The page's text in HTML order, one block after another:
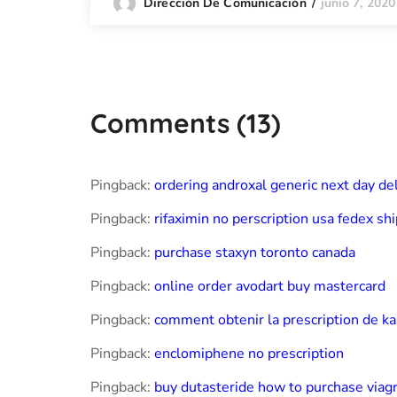
Comments (13)
Pingback: ordering androxal generic next day
Pingback: rifaximin no perscription usa fedex
Pingback: purchase staxyn toronto canada
Pingback: online order avodart buy mastercard
Pingback: comment obtenir la prescription de
Pingback: enclomiphene no prescription
Pingback: buy dutasteride how to purchase